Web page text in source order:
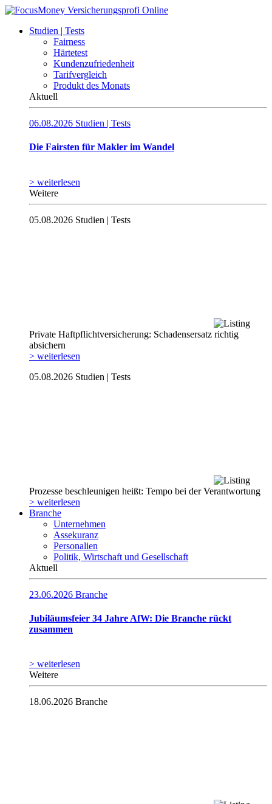
Studien | Tests
Fairness
Härtetest
Kundenzufriedenheit
Tarifvergleich
Produkt des Monats
Aktuell
06.08.2026 Studien | Tests
Die Fairsten für Makler im Wandel
> weiterlesen
Weitere
05.08.2026 Studien | Tests
Private Haftpflicht­versicherung: Schadensersatz richtig
absichern
> weiterlesen
05.08.2026 Studien | Tests
Prozesse beschleunigen heißt: Tempo bei der Verantwortung
> weiterlesen
Branche
Unternehmen
Assekuranz
Personalien
Politik, Wirtschaft und Gesellschaft
Aktuell
23.06.2026 Branche
Jubiläumsfeier 34 Jahre AfW: Die Branche rückt
zusammen
> weiterlesen
Weitere
18.06.2026 Branche